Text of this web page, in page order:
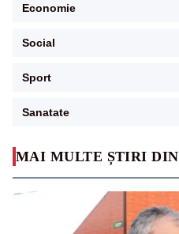
MAI MULTE ȘTIRI DIN
Economie
Social
Sport
Sanatate